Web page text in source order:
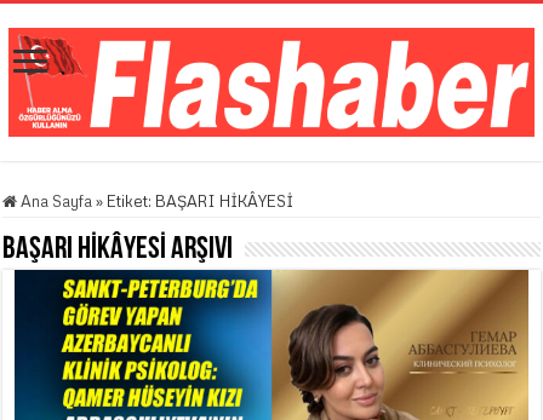
Ana Sayfa » Etiket: BAŞARI HİKÂYESİ
BAŞARI HİKÂYESİArşivi